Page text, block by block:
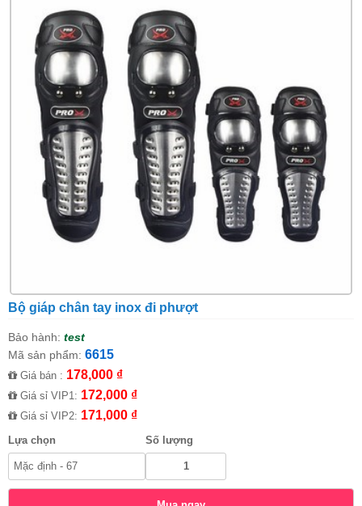
Bộ giáp chân tay inox đi phượt
Bảo hành: test
Mã sản phẩm: 6615
Giá bán : 178,000 ₫
Giá sỉ VIP1: 172,000 ₫
Giá sỉ VIP2: 171,000 ₫
Lựa chọn Số lượng